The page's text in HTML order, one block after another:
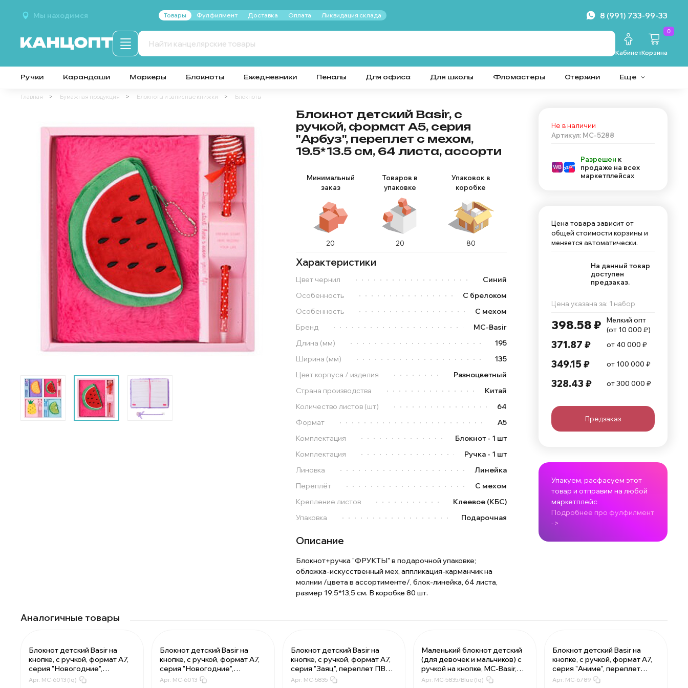
Мы находимся Товары Фулфилмент Доставка Оплата Ликвидация склада 8 (991) 733-99-33
КабинетКорзина
0
Ручки Карандаши Маркеры Блокноты Ежедневники Пеналы Для офиса Для школы Фломастеры Стержни Еще
Главная Бумажная продукция Блокноты и записные книжки Блокноты
Не в наличии
Артикул: MC-5288
Разрешен к
продаже на всех
маркетплейсах
Цена товара зависит от
общей стоимости корзины и
меняется автоматически.
На данный товар
доступен
предзаказ.
Цена указана за: 1 набор
398.58 ₽
Мелкий опт
(от 10 000 ₽)
371.87 ₽ от 40 000 ₽
349.15 ₽ от 100 000 ₽
328.43 ₽ от 300 000 ₽
Предзаказ
Упакуем, расфасуем этот
товар и отправим на любой
маркетплейс
Подробнее про фулфилмент
->
Блокнот детский Basir, с
ручкой, формат А5, серия
"Арбуз", переплет с мехом,
19.5*13.5 см, 64 листа, ассорти
Минимальный
заказ
Товаров в
упаковке
Упаковок в
коробке
20 20 80
Характеристики
Цвет чернил
Синий
Особенность
С брелоком
Особенность
С мехом
Бренд
MC-Basir
Длина (мм)
195
Ширина (мм)
135
Цвет корпуса / изделия
Разноцветный
Страна производства
Китай
Количество листов (шт)
64
Формат
А5
Комплектация
Блокнот - 1 шт
Комплектация
Ручка - 1 шт
Линовка
Линейка
Переплёт
С мехом
Крепление листов
Клеевое (КБС)
Упаковка
Подарочная
Описание
Блокнот+ручка "ФРУКТЫ" в подарочной упаковке;
обложка-искусственный мех, аппликация-карманчик на
молнии /цвета в ассортименте/, блок-линейка, 64 листа,
размер 19,5*13,5 см. В коробке 80 шт.
Аналогичные товары
Блокнот детский Basir на
кнопке, с ручкой, формат А7,
серия "Новогодние",
переплет ПВХ, 10.5*8 см, 48
Арт: MC-6013 (lq)
Блокнот детский Basir на
кнопке, с ручкой, формат А7,
серия "Новогодние",
переплет ПВХ, 10.5*8 см, 48
Арт: MC-6013
За 1 набор:
84.37 ₽
Мин. 16 шт:
1349.92 ₽
В упаковке 1 шт:
Блокнот детский Basir на
кнопке, с ручкой, формат А7,
серия "Заяц", переплет ПВХ,
10.5*8 см, 48 листов, ассорти
Арт: MC-5835
За 1 набор:
84.37 ₽
Мин. 12 шт:
1012.44 ₽
В упаковке 1 шт:
Маленький блокнот детский
(для девочек и мальчиков) с
ручкой на кнопке, MC-Basir,
красивый набор: ручка с
Арт: MC-5835/Blue (lq)
Блокнот детский Basir на
кнопке, с ручкой, формат А7,
серия "Аниме", переплет
ПВХ, 10.3*8 см, 48 листов,
Арт: MC-6789
За 1 набор:
84.37 ₽
Мин. 12 шт:
1012.44 ₽
В упаковке 1 шт: